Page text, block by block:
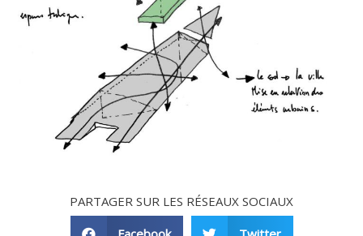
PARTAGER SUR LES RÉSEAUX SOCIAUX